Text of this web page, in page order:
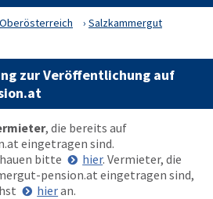
Oberösterreich
Salzkammergut
zur Veröffentlichung auf
, die bereits auf
eingetragen sind.
bitte
hier. Vermieter, die
pension.ateingetragen sind,
hieran.